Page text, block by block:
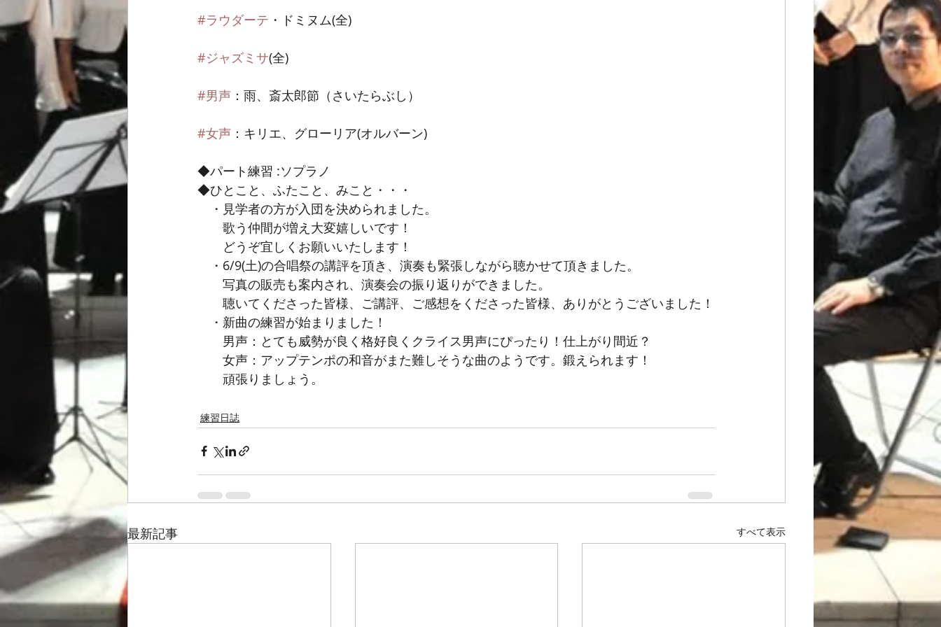
#ラウダーテ ・ドミヌム(全)
#ジャズミサ(全)
#男声 ：雨、斎太郎節（さいたらぶし）
#女声 ：キリエ、グローリア(オルバーン)
◆パート練習 :ソプラノ
◆ひとこと、ふたこと、みこと・・・
・見学者の方が入団を決められました。
歌う仲間が増え大変嬉しいです！
どうぞ宜しくお願いいたします！
・6/9(土)の合唱祭の講評を頂き、演奏も緊張しながら聴かせて頂きました。
写真の販売も案内され、演奏会の振り返りができました。
聴いてくださった皆様、ご講評、ご感想をくださった皆様、ありがとうございました！
・新曲の練習が始まりました！
男声：とても威勢が良く格好良くクライス男声にぴったり！仕上がり間近？
女声：アップテンポの和音がまた難しそうな曲のようです。鍛えられます！
頑張りましょう。
練習日誌
最新記事 すべて表示